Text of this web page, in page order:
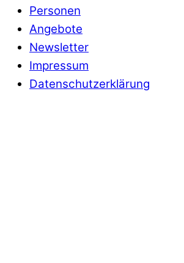
Personen
Angebote
Newsletter
Impressum
Datenschutzerklärung